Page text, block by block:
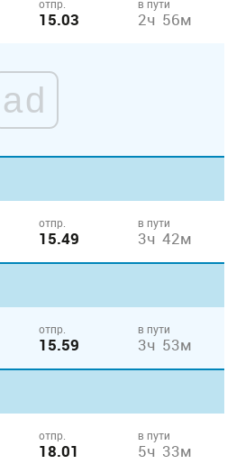
отпр.
15.03
в пути
2ч 56м
ad
отпр.
15.49
в пути
3ч 42м
отпр.
15.59
в пути
3ч 53м
отпр.
18.01
в пути
5ч 33м